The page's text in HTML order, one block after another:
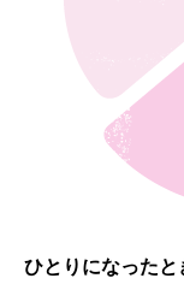
ひとりになったと